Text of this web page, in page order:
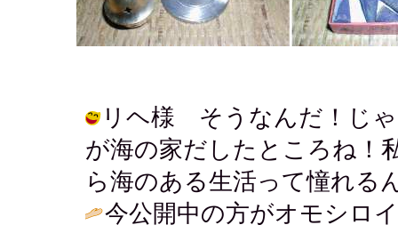
リヘ様 そうなんだ！じゃ
が海の家だしたところね！
ら海のある生活って憧れる
今公開中の方がオモシロ